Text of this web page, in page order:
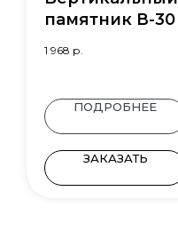
памятник В-30
1 968 р.
ПОДРОБНЕЕ
ЗАКАЗАТЬ